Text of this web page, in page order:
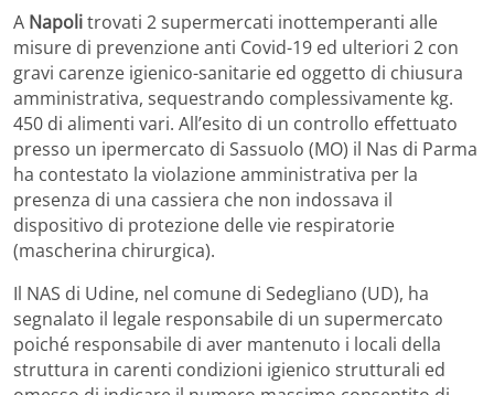
A Napolitrovati 2 supermercati inottemperanti alle
misure di prevenzione anti Covid-19 ed ulteriori 2 con
gravi carenze igienico-sanitarie ed oggetto di chiusura
amministrativa, sequestrando complessivamente kg.
450 di alimenti vari. All’esito di un controllo effettuato
presso un ipermercato di Sassuolo (MO) il Nas di Parma
ha contestato la violazione amministrativa per la
presenza di una cassiera che non indossava il
dispositivo di protezione delle vie respiratorie
(mascherina chirurgica).
Il NAS di Udine, nel comune di Sedegliano (UD), ha
segnalato il legale responsabile di un supermercato
poiché responsabile di aver mantenuto i locali della
struttura in carenti condizioni igienico strutturali ed